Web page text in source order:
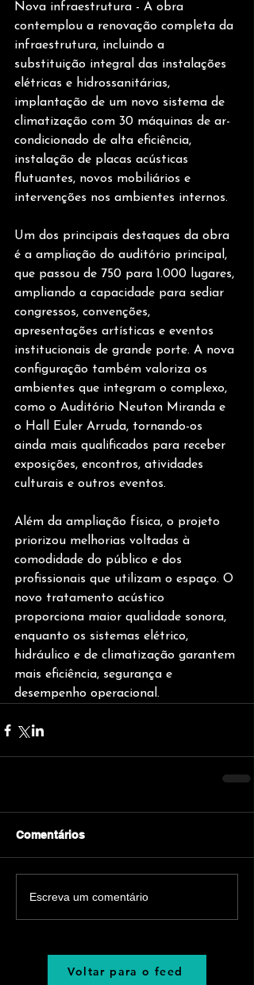
Nova infraestrutura - A obra
contemplou a renovação completa da
infraestrutura, incluindo a
substituição integral das instalações
elétricas e hidrossanitárias,
implantação de um novo sistema de
climatização com 30 máquinas de ar-
condicionado de alta eficiência,
instalação de placas acústicas
flutuantes, novos mobiliários e
intervenções nos ambientes internos.
Um dos principais destaques da obra
é a ampliação do auditório principal,
que passou de 750 para 1.000 lugares,
ampliando a capacidade para sediar
congressos, convenções,
apresentações artísticas e eventos
institucionais de grande porte. A nova
configuração também valoriza os
ambientes que integram o complexo,
como o Auditório Neuton Miranda e
o Hall Euler Arruda, tornando-os
ainda mais qualificados para receber
exposições, encontros, atividades
culturais e outros eventos.
Além da ampliação física, o projeto
priorizou melhorias voltadas à
comodidade do público e dos
profissionais que utilizam o espaço. O
novo tratamento acústico
proporciona maior qualidade sonora,
enquanto os sistemas elétrico,
hidráulico e de climatização garantem
mais eficiência, segurança e
desempenho operacional.
Comentários
Escreva um comentário
Voltar para o feed